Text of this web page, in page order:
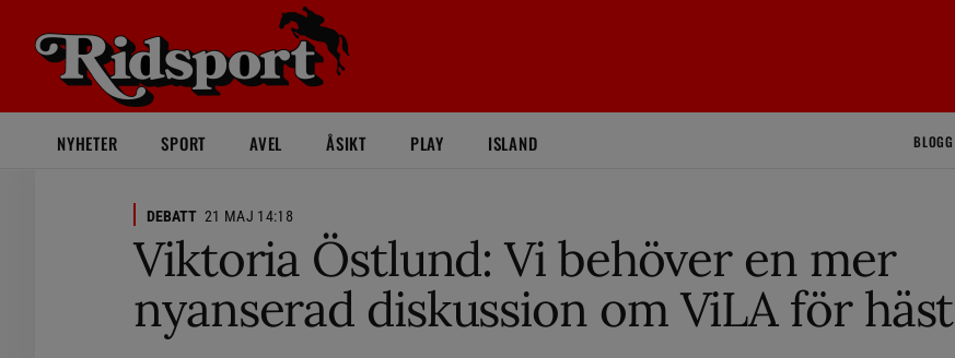
NYHETER SPORT AVEL ÅSIKT PLAY ISLAND BLOGG
DEBATT 21 MAJ 14:18
Viktoria Östlund: Vi behöver en mer
nyanserad diskussion om ViLA för häst